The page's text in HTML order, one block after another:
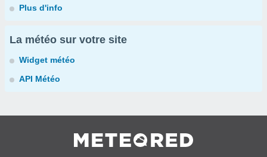
Plus d'info
La météo sur votre site
Widget météo
API Météo